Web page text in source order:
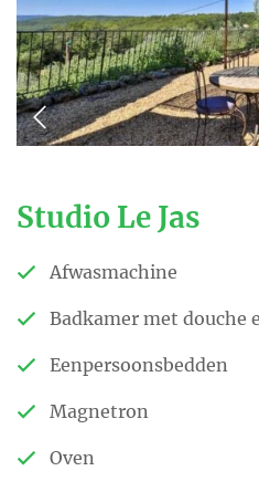
Studio Le Jas
Afwasmachine
Badkamer met douche
Eenpersoonsbedden
Magnetron
Oven